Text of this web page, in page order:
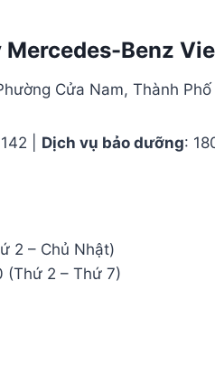
Benz
Cửa Nam, Thành
| Dịch vụ bảo dưỡng:
2 – Chủ Nhật)
(Thứ 2 – Thứ 7)